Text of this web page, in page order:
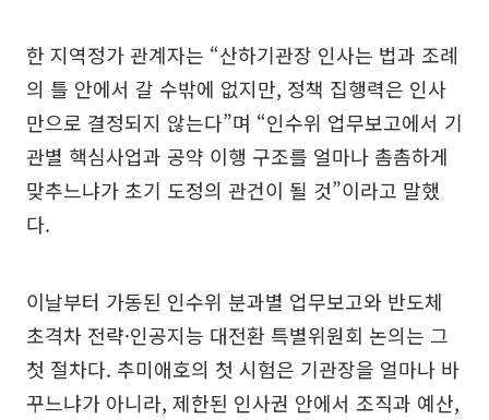
한 지역정가 관계자는 “산하기관장 인사는 법과 조례
의 틀 안에서 갈 수밖에 없지만, 정책 집행력은 인사
만으로 결정되지 않는다”며 “인수위 업무보고에서 기
관별 핵심사업과 공약 이행 구조를 얼마나 촘촘하게
맞추느냐가 초기 도정의 관건이 될 것”이라고 말했
다.
이날부터 가동된 인수위 분과별 업무보고와 반도체
초격차 전략·인공지능 대전환 특별위원회 논의는 그
첫 절차다. 추미애호의 첫 시험은 기관장을 얼마나 바
꾸느냐가 아니라, 제한된 인사권 안에서 조직과 예산,